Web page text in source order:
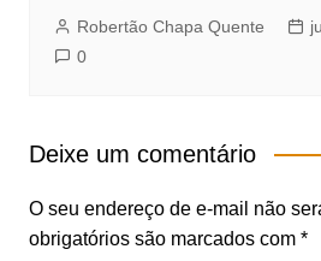
Robertão Chapa Quente
0
Deixe um comentário
O seu endereço de e-mail não
obrigatórios são marcados com *